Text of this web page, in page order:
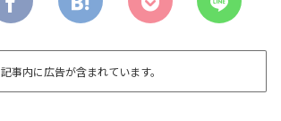
記事内に広告が含まれています。